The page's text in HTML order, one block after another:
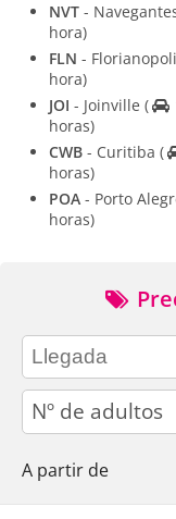
NVT -
hora)
FLN -
hora)
JOI - Joinville (
horas)
CWB - Curitiba (
horas)
POA - Porto
horas)
adults
A partir de